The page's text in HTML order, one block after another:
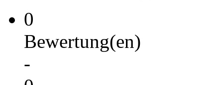
0
Bewertung(en)
-